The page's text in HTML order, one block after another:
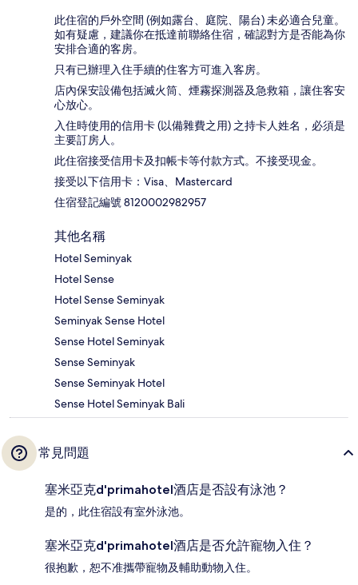
此住宿的戶外空間 (例如露台、庭院、陽台) 未必適合兒童。
如有疑慮，建議你在抵達前聯絡住宿，確認對方是否能為你
安排合適的客房。
只有已辦理入住手續的住客方可進入客房。
店內保安設備包括滅火筒、煙霧探測器及急救箱，讓住客安
心放心。
入住時使用的信用卡 (以備雜費之用) 之持卡人姓名，必須是
主要訂房人。
此住宿接受信用卡及扣帳卡等付款方式。不接受現金。
接受以下信用卡：Visa、Mastercard
住宿登記編號 8120002982957
其他名稱
Hotel Seminyak
Hotel Sense
Hotel Sense Seminyak
Seminyak Sense Hotel
Sense Hotel Seminyak
Sense Seminyak
Sense Seminyak Hotel
Sense Hotel Seminyak Bali
常見問題
塞米亞克d'primahotel酒店是否設有泳池？
是的，此住宿設有室外泳池。
塞米亞克d'primahotel酒店是否允許寵物入住？
很抱歉，恕不准攜帶寵物及輔助動物入住。